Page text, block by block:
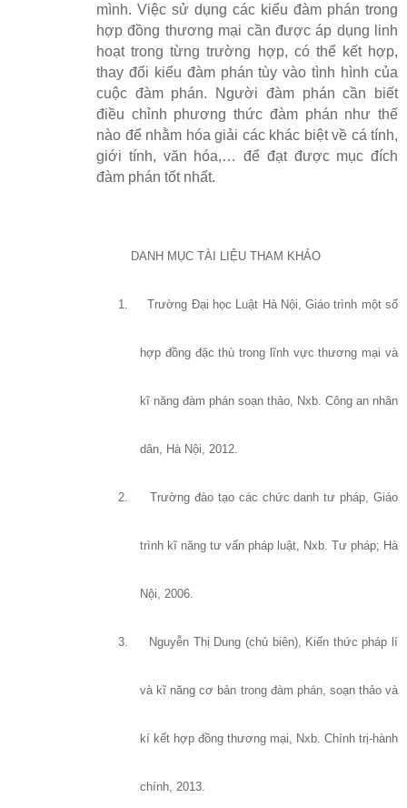
mình. Việc sử dụng các kiểu đàm phán trong
hợp đồng thương mại cần được áp dụng linh
hoạt trong từng trường hợp, có thể kết hợp,
thay đổi kiểu đàm phán tùy vào tình hình của
cuộc đàm phán. Người đàm phán cần biết
điều chỉnh phương thức đàm phán như thế
nào để nhằm hóa giải các khác biệt về cá tính,
giới tính, văn hóa,… để đạt được mục đích
đàm phán tốt nhất.
DANH MỤC TÀI LIỆU THAM KHẢO
1. Trường Đại học Luật Hà Nội, Giáo trình một số
hợp đồng đặc thù trong lĩnh vực thương mại và
kĩ năng đàm phán soạn thảo, Nxb. Công an nhân
dân, Hà Nội, 2012.
2. Trường đào tạo các chức danh tư pháp, Giáo
trình kĩ năng tư vấn pháp luật, Nxb. Tư pháp; Hà
Nội, 2006.
3. Nguyễn Thị Dung (chủ biên), Kiến thức pháp lí
và kĩ năng cơ bản trong đàm phán, soạn thảo và
kí kết hợp đồng thương mại, Nxb. Chính trị-hành
chính, 2013.